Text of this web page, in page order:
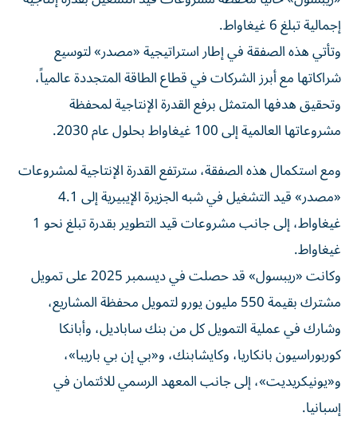
إجمالية تبلغ 6 غيغاواط.
وتأتي هذه الصفقة في إطار استراتيجية «مصدر» لتوسيع
شراكاتها مع أبرز الشركات في قطاع الطاقة المتجددة عالمياً،
وتحقيق هدفها المتمثل برفع القدرة الإنتاجية لمحفظة
مشروعاتها العالمية إلى 100 غيغاواط بحلول عام 2030.
ومع استكمال هذه الصفقة، سترتفع القدرة الإنتاجية لمشروعات
«مصدر» قيد التشغيل في شبه الجزيرة الإيبيرية إلى 4.1
غيغاواط، إلى جانب مشروعات قيد التطوير بقدرة تبلغ نحو 1
غيغاواط.
وكانت «ريبسول» قد حصلت في ديسمبر 2025 على تمويل
مشترك بقيمة 550 مليون يورو لتمويل محفظة المشاريع،
وشارك في عملية التمويل كل من بنك ساباديل، وأبانكا
كوربوراسيون بانكاريا، وكايشابنك، و«بي إن بي باريبا»،
و«يونيكريديت»، إلى جانب المعهد الرسمي للائتمان في
إسبانيا.